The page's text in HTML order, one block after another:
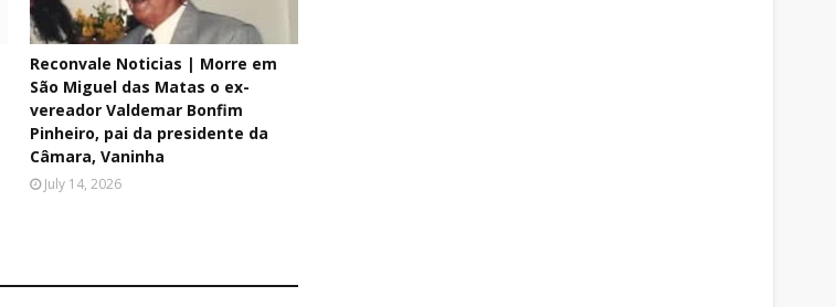
Reconvale Noticias | Morre em
São Miguel das Matas o ex-
vereador Valdemar Bonfim
Pinheiro, pai da presidente da
Câmara, Vaninha
July 14, 2026